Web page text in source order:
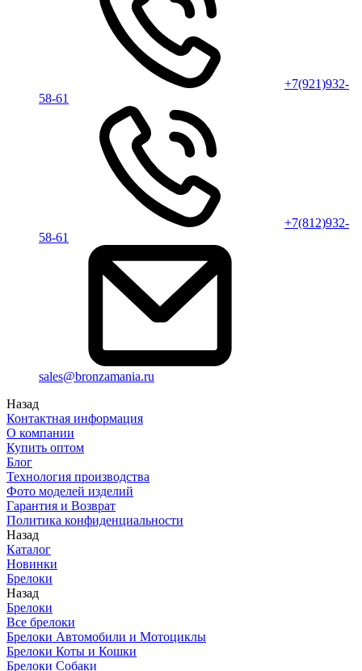
+7(921)932-
58-61
+7(812)932-
58-61
sales@bronzamania.ru
Назад
Контактная информация
О компании
Купить оптом
Блог
Технология производства
Фото моделей изделий
Гарантия и Возврат
Политика конфиденциальности
Назад
Каталог
Новинки
Брелоки
Назад
Брелоки
Все брелоки
Брелоки Автомобили и Мотоциклы
Брелоки Коты и Кошки
Брелоки Собаки